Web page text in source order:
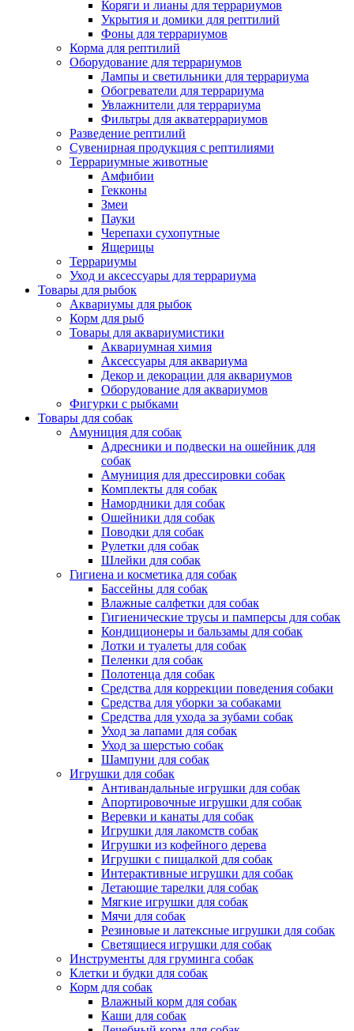
Коряги и лианы для террариумов
Укрытия и домики для рептилий
Фоны для террариумов
Корма для рептилий
Оборудование для террариумов
Лампы и светильники для террариума
Обогреватели для террариума
Увлажнители для террариума
Фильтры для акватеррариумов
Разведение рептилий
Сувенирная продукция с рептилиями
Террариумные животные
Амфибии
Гекконы
Змеи
Пауки
Черепахи сухопутные
Ящерицы
Террариумы
Уход и аксессуары для террариума
Товары для рыбок
Аквариумы для рыбок
Корм для рыб
Товары для аквариумистики
Аквариумная химия
Аксессуары для аквариума
Декор и декорации для аквариумов
Оборудование для аквариумов
Фигурки с рыбками
Товары для собак
Амуниция для собак
Адресники и подвески на ошейник для
собак
Амуниция для дрессировки собак
Комплекты для собак
Намордники для собак
Ошейники для собак
Поводки для собак
Рулетки для собак
Шлейки для собак
Гигиена и косметика для собак
Бассейны для собак
Влажные салфетки для собак
Гигиенические трусы и памперсы для собак
Кондиционеры и бальзамы для собак
Лотки и туалеты для собак
Пеленки для собак
Полотенца для собак
Средства для коррекции поведения собаки
Средства для уборки за собаками
Средства для ухода за зубами собак
Уход за лапами для собак
Уход за шерстью собак
Шампуни для собак
Игрушки для собак
Антивандальные игрушки для собак
Апортировочные игрушки для собак
Веревки и канаты для собак
Игрушки для лакомств собак
Игрушки из кофейного дерева
Игрушки с пищалкой для собак
Интерактивные игрушки для собак
Летающие тарелки для собак
Мягкие игрушки для собак
Мячи для собак
Резиновые и латексные игрушки для собак
Светящиеся игрушки для собак
Инструменты для груминга собак
Клетки и будки для собак
Корм для собак
Влажный корм для собак
Каши для собак